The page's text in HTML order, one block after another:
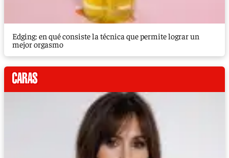
Edging: en qué consiste la técnica que permite lograr un
mejor orgasmo